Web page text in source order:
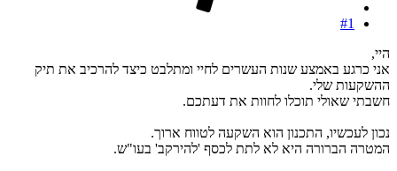
#1
היי,
אני כרגע באמצע שנות העשרים לחיי ומתלבט כיצד להרכיב את תיק
ההשקעות שלי.
חשבתי שאולי תוכלו לחוות את דעתכם.
נכון לעכשיו, התכנון הוא השקעה לטווח ארוך.
המטרה הברורה היא לא לתת לכסף 'להירקב' בעו"ש.